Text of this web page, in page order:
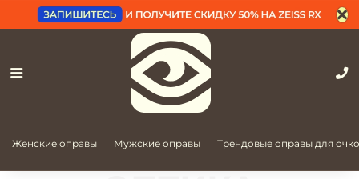
Женские оправы Мужские оправы Трендовые оправы для